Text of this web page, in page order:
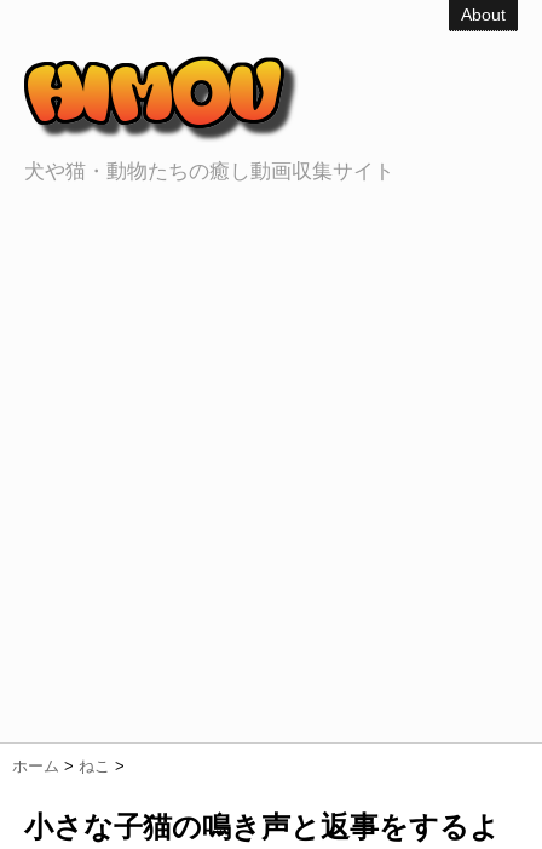
About
犬や猫・動物たちの癒し動画収集サイト
ホーム > ねこ >
小さな子猫の鳴き声と返事をするよ